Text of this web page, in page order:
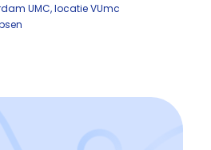
UMC, locatie VUmc